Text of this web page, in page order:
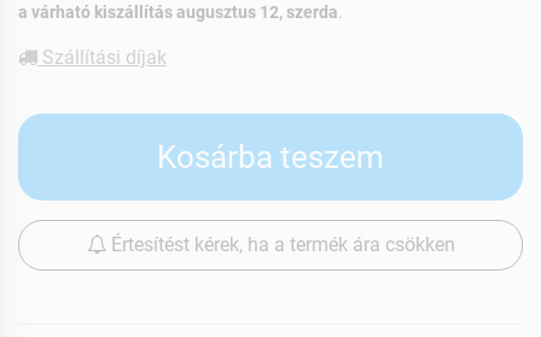
a várható kiszállítás augusztus 12, szerda
Szállítási díjak
Kosárba teszem
Értesítést kérek, ha a termék ára csökken